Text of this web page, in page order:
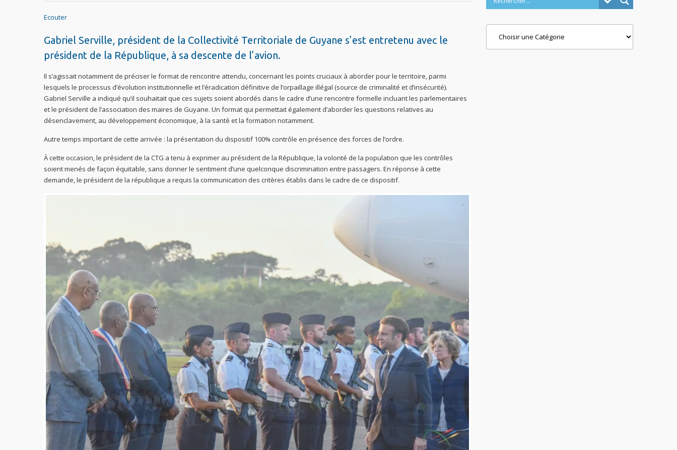
Ecouter
Gabriel Serville, président de la Collectivité Territoriale de Guyane s’est entretenu avec le
président de la République, à sa descente de l’avion.
Il s’agissait notamment de préciser le format de rencontre attendu, concernant les points cruciaux à aborder pour le territoire, parmi
lesquels le processus d’évolution institutionnelle et l’éradication définitive de l’orpaillage illégal (source de criminalité et d’insécurité).
Gabriel Serville a indiqué qu’il souhaitait que ces sujets soient abordés dans le cadre d’une rencontre formelle incluant les parlementaires
et le président de l’association des maires de Guyane. Un format qui permettait également d’aborder les questions relatives au
désenclavement, au développement économique, à la santé et la formation notamment.
Autre temps important de cette arrivée : la présentation du dispositif 100% contrôle en présence des forces de l’ordre.
À cette occasion, le président de la CTG a tenu à exprimer au président de la République, la volonté de la population que les contrôles
soient menés de façon équitable, sans donner le sentiment d’une quelconque discrimination entre passagers. En réponse à cette
demande, le président de la république a requis la communication des critères établis dans le cadre de ce dispositif.